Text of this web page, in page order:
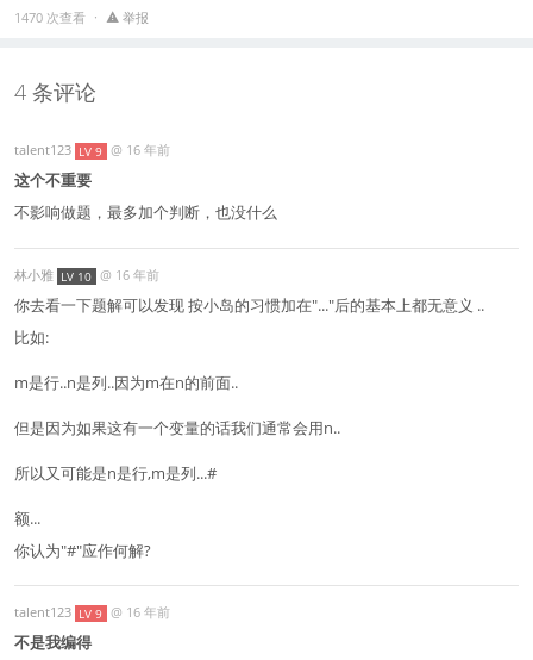
1470 次查看 举报
4 条评论
talent123 LV 9 @ 16 年前
这个不重要
不影响做题，最多加个判断，也没什么
林小雅 LV 10 @ 16 年前
你去看一下题解可以发现 按小岛的习惯加在"..."后的基本上都无意义 ..
比如:
m是行..n是列..因为m在n的前面..
但是因为如果这有一个变量的话我们通常会用n..
所以又可能是n是行,m是列...#
额...
你认为"#"应作何解?
talent123 LV 9 @ 16 年前
不是我编得